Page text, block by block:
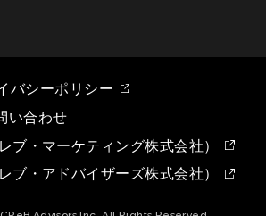
バシーポリシー
い合わせ
ブ・マーケティング株式会社）
ブ・アドバイザーズ株式会社）